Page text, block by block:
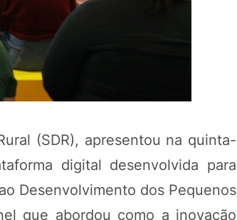
(SDR), apresentou na quinta-
digital desenvolvida para
Desenvolvimento dos Pequenos
que abordou como a inovação